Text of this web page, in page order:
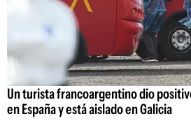
Un turista francoargentino dio
en España y está aislado en Galicia